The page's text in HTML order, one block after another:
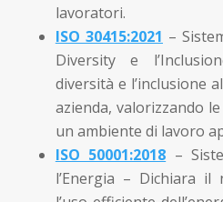
lavoratori.
ISO 30415:2021 –
Diversity e
diversità e l’inclusione
azienda, valorizzando
un ambiente di lavoro
ISO 50001:2018 –
l’Energia – Dichiara